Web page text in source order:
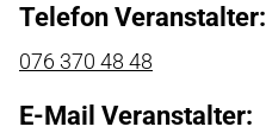
Telefon Veranstalter:
076 370 48 48
E-Mail Veranstalter: